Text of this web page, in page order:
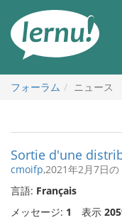
フォーラム
ニュース
Sortie d'une
cmoifp,2021年2月7日の
言語: Français
メッセージ: 1 表示